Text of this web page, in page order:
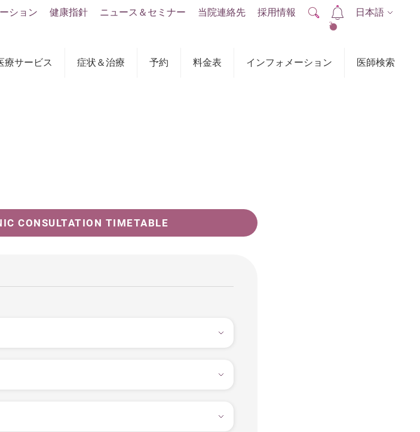
療サービス 症状＆治療 予約 料金表 インフォメーション 医師検索
ション 健康指針 ニュース＆セミナー 当院連絡先 採用情報
2
日本語
CONSULTATION TIMETABLE